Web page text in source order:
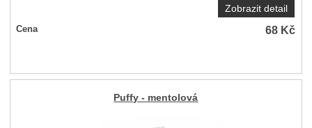
Zobrazit detail
Cena 68 Kč
Puffy - mentolová